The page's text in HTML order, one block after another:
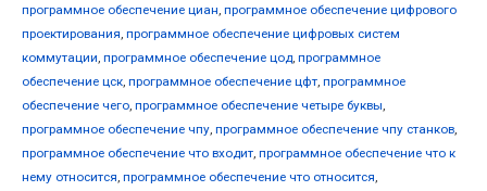
программное обеспечение циан, программное обеспечение цифрового
проектирования, программное обеспечение цифровых систем
коммутации, программное обеспечение цод, программное
обеспечение цск, программное обеспечение цфт, программное
обеспечение чего, программное обеспечение четыре буквы,
программное обеспечение чпу, программное обеспечение чпу станков,
программное обеспечение что входит, программное обеспечение что к
нему относится, программное обеспечение что относится,